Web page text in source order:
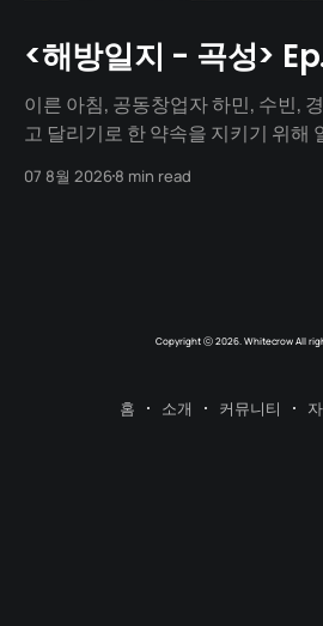
<해방일지 - 곡성>
이른 아침, 공동창업자 하민, 수빈,
고 달리기로 한 약속을 지키기 위해 일찍
으로 쭉 뻗은 메타세쿼이아 길 사이
07 8월 20268 min read
Copyright ⓒ 2026. Whitecrow All
홈 소개 커뮤니티